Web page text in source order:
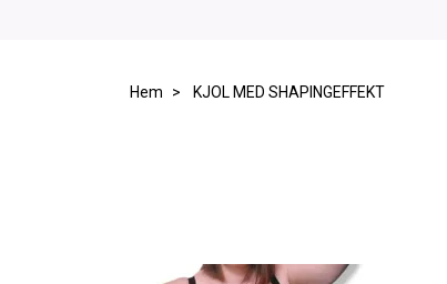
Hem KJOL MED SHAPINGEFFEKT